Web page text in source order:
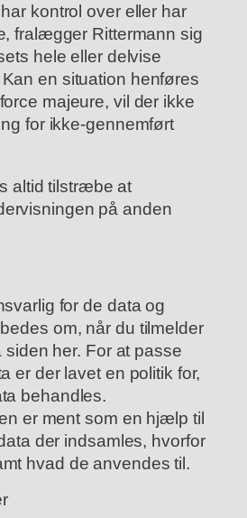
kontrol over eller har
fralægger Rittermann sig
hele eller delvise
en situation henføres
majeure, vil der ikke
for ikke-gennemført
altid tilstræbe at
på anden
for de data og
om, når du tilmelder
siden her. For at passe
er der lavet en politik for,
behandles.
er ment som en hjælp til
der indsamles, hvorfor
hvad de anvendes til.